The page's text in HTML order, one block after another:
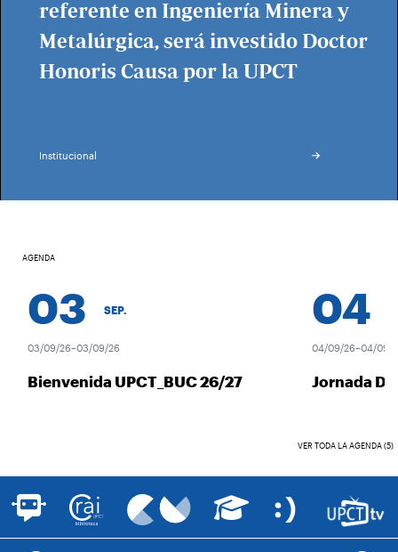
referente en Ingeniería Minera y
Metalúrgica, será investido Doctor
Honoris Causa por la UPCT
Institucional
AGENDA
03 SEP.
03/09/26–03/09/26
Bienvenida UPCT_BUC 26/27
04
04/09/26–04/09/26
Jornada
VER TODA LA AGENDA (5)